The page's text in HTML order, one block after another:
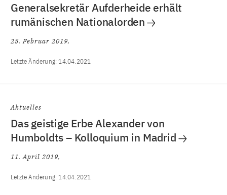
Generalsekretär Aufderheide erhält
rumänischen Nationalorden
25. Februar 2019
Letzte Änderung:14.04.2021
Aktuelles
Das geistige Erbe Alexander von
Humboldts – Kolloquium in Madrid
11. April 2019
Letzte Änderung:14.04.2021